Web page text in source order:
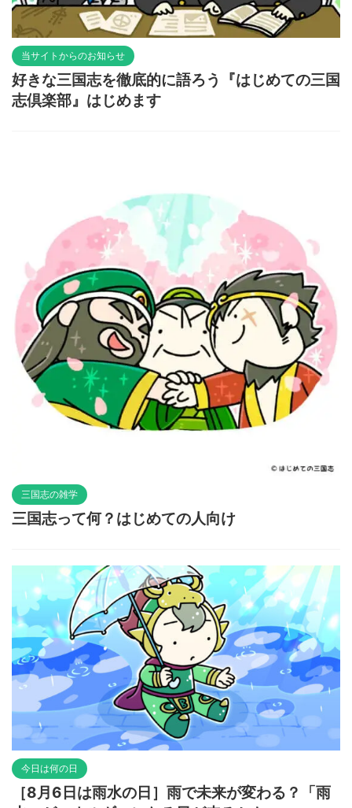
当サイトからのお知らせ
好きな三国志を徹底的に語ろう『はじめての三国
志倶楽部』はじめます
三国志の雑学
三国志って何？はじめての人向け
今日は何の日
［8月6日は雨水の日］雨で未来が変わる？「雨